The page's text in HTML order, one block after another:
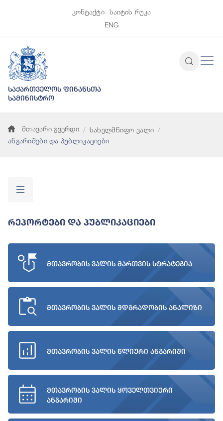
კონტაქტი
საიტის რუკა
ENG
საქართველოს ფინანსთა
სამინისტრო
მთავარი გვერდი
სახელმწიფო ვალი
ანგარიშები და პუბლიკაციები
Რეპორტები Და Პუბლიკაციები
მთავრობის ვალის მართვის სტრატეგია
მთავრობის ვალის მდგრადობის ანალიზი
მთავრობის ვალის წლიური ანგარიში
მთავრობის ვალის ყოველთვიური
ანგარიში